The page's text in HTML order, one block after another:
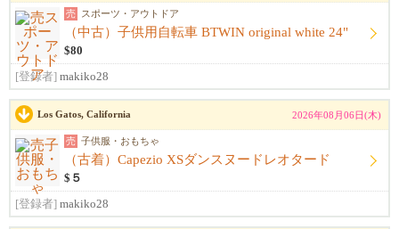
売 スポーツ・アウトドア
（中古）子供用自転車 BTWIN original white 24"
$80
[登録者] makiko28
Los Gatos, California 2026年08月06日(木)
売 子供服・おもちゃ
（古着）Capezio XSダンスヌードレオタード
$５
[登録者] makiko28